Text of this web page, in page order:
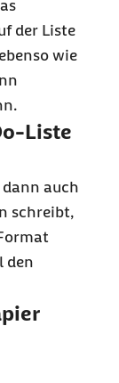
der Liste
wie
Liste
dann auch
schreibt,
den